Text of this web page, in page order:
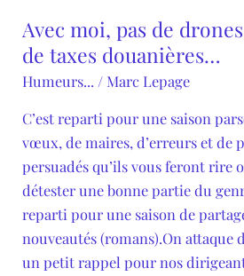
Avec moi, pas de
de taxes douanières…
Humeurs... / Marc Lepage
C’est reparti pour une saison
vœux, de maires, d’erreurs et de
persuadés qu’ils vous feront rire
détester une bonne partie du
reparti pour une saison de
nouveautés (romans).On attaque
un petit rappel pour nos
taxes
douanières…